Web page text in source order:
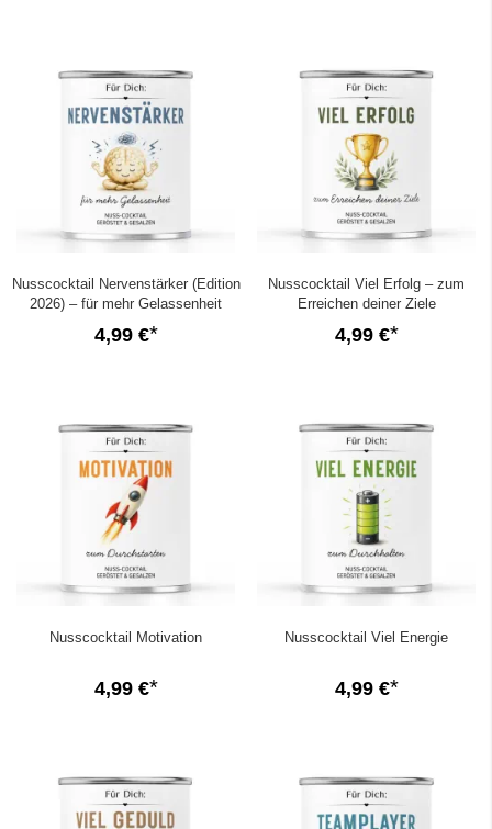
Nusscocktail Nervenstärker (Edition
2026) – für mehr Gelassenheit
4,99 €
Nusscocktail Viel Erfolg – zum
Erreichen deiner Ziele
4,99 €
Nusscocktail Motivation
4,99 €
Nusscocktail Viel Energie
4,99 €